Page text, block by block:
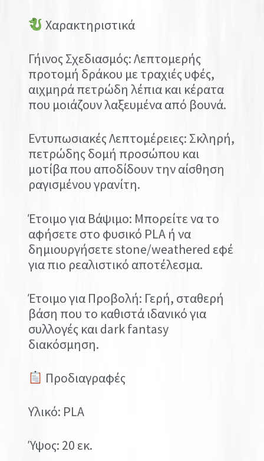
Χαρακτηριστικά
Γήινος Σχεδιασμός: Λεπτομερής
προτομή δράκου με τραχιές υφές,
αιχμηρά πετρώδη λέπια και κέρατα
που μοιάζουν λαξευμένα από βουνά.
Εντυπωσιακές Λεπτομέρειες: Σκληρή,
πετρώδης δομή προσώπου και
μοτίβα που αποδίδουν την αίσθηση
ραγισμένου γρανίτη.
Έτοιμο για Βάψιμο: Μπορείτε να το
αφήσετε στο φυσικό PLA ή να
δημιουργήσετε stone/weathered εφέ
για πιο ρεαλιστικό αποτέλεσμα.
Έτοιμο για Προβολή: Γερή, σταθερή
βάση που το καθιστά ιδανικό για
συλλογές και dark fantasy
διακόσμηση.
Προδιαγραφές
Υλικό: PLA
Ύψος: 20 εκ.